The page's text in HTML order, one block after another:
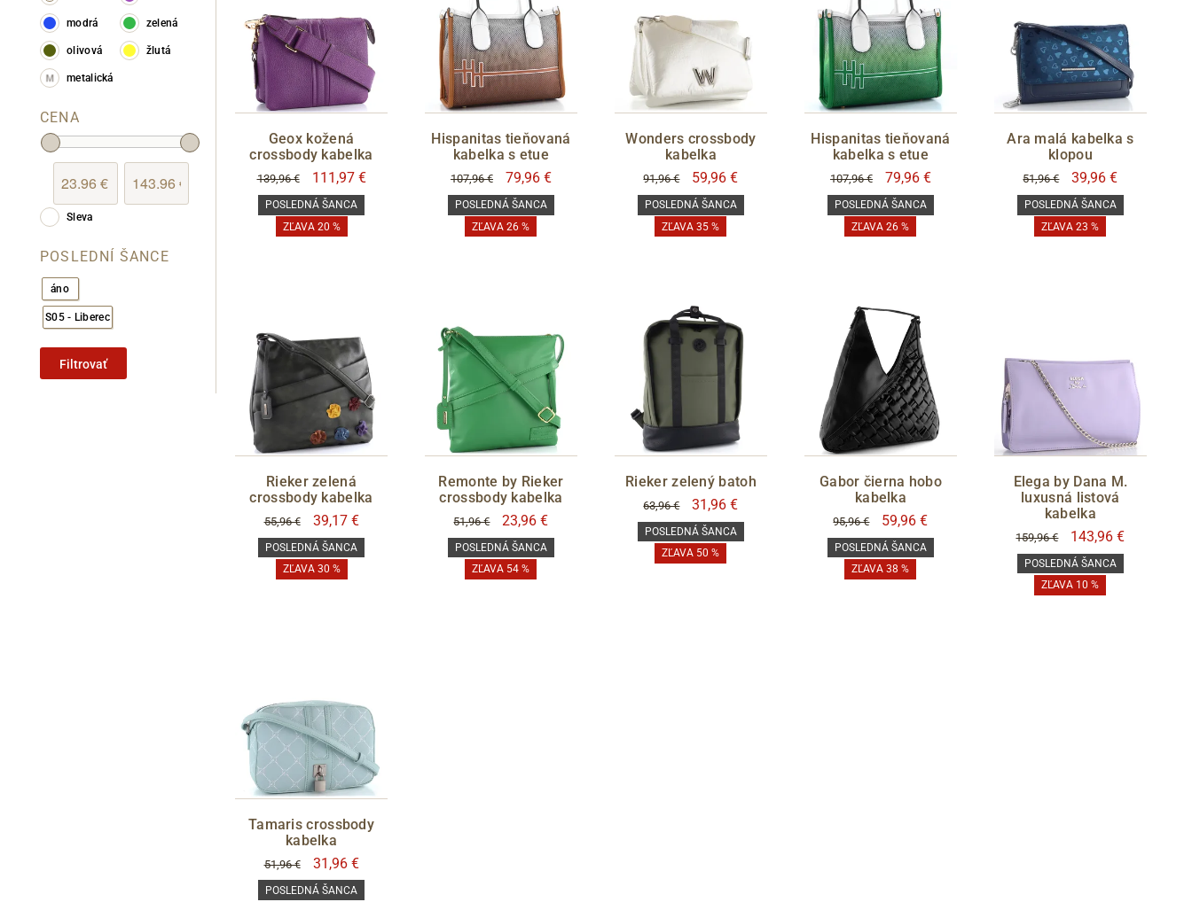
modrá zelená
olivová žlutá
metalická
CENA
Sleva
POSLEDNÍ ŠANCE
áno
S05 - Liberec
Filtrovať
Geox kožená
crossbody kabelka
139,96 € 111,97 €
POSLEDNÁ ŠANCA
ZĽAVA 20 %
Hispanitas tieňovaná
kabelka s etue
107,96 € 79,96 €
POSLEDNÁ ŠANCA
ZĽAVA 26 %
Wonders crossbody
kabelka
91,96 € 59,96 €
POSLEDNÁ ŠANCA
ZĽAVA 35 %
Hispanitas tieňovaná
kabelka s etue
107,96 € 79,96 €
POSLEDNÁ ŠANCA
ZĽAVA 26 %
Ara malá kabelka s
klopou
51,96 € 39,96 €
POSLEDNÁ ŠANCA
ZĽAVA 23 %
Rieker zelená
crossbody kabelka
55,96 € 39,17 €
POSLEDNÁ ŠANCA
ZĽAVA 30 %
Remonte by Rieker
crossbody kabelka
51,96 € 23,96 €
POSLEDNÁ ŠANCA
ZĽAVA 54 %
Rieker zelený batoh
63,96 € 31,96 €
POSLEDNÁ ŠANCA
ZĽAVA 50 %
Gabor čierna hobo
kabelka
95,96 € 59,96 €
POSLEDNÁ ŠANCA
ZĽAVA 38 %
Elega by Dana M.
luxusná listová
kabelka
159,96 € 143,96 €
POSLEDNÁ ŠANCA
ZĽAVA 10 %
Tamaris crossbody
kabelka
51,96 € 31,96 €
POSLEDNÁ ŠANCA